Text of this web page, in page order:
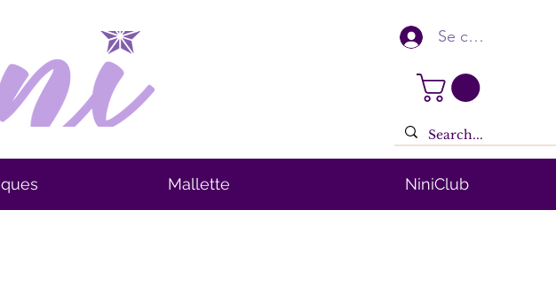
Se connecter
Mallette NiniClub